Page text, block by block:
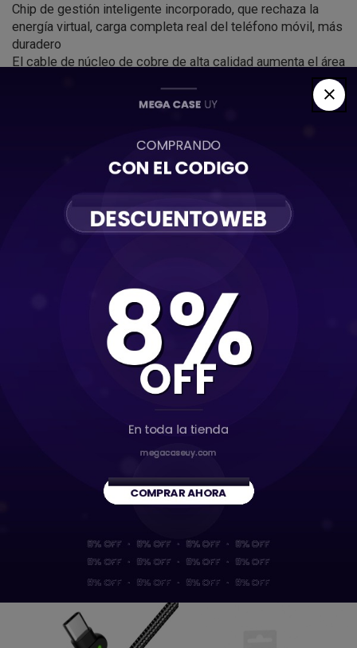
Chip de gestión inteligente incorporado, que rechaza la
energía virtual, carga completa real del teléfono móvil, más
duradero
El cable de núcleo de cobre de alta calidad aumenta el área
Cable trenzado de nailon de alta precisión, resistente y
ACCMCCA4673
ACCMCCA4673
Cable Lateral Acordonado
Micro USB 1.8M McDodo
550
Cable 1M USB a Lightning
iPhone
$U 590